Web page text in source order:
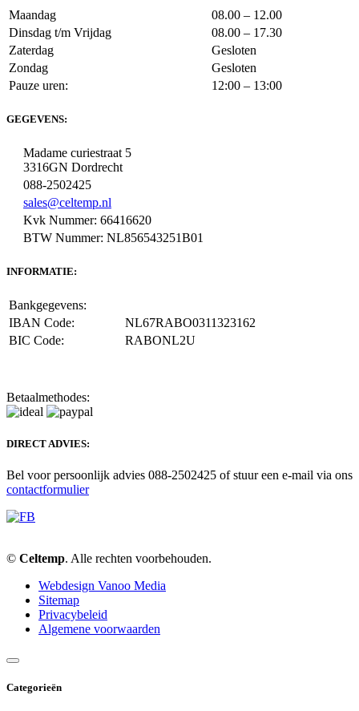
Maandag
08.00 – 12.00
Dinsdag t/m Vrijdag
08.00 – 17.30
Zaterdag
Gesloten
Zondag
Gesloten
Pauze uren:
12:00 – 13:00
GEGEVENS:
Madame curiestraat 5
3316GN Dordrecht
088-2502425
sales@celtemp.nl
Kvk Nummer: 66416620
BTW Nummer: NL856543251B01
INFORMATIE:
Bankgegevens:
IBAN Code:
NL67RABO0311323162
BIC Code:
RABONL2U
Betaalmethodes:
DIRECT ADVIES:
Bel voor persoonlijk advies 088-2502425 of stuur een e-mail via ons
contactformulier
© Celtemp. Alle rechten voorbehouden.
Webdesign Vanoo Media
Sitemap
Privacybeleid
Algemene voorwaarden
Categorieën